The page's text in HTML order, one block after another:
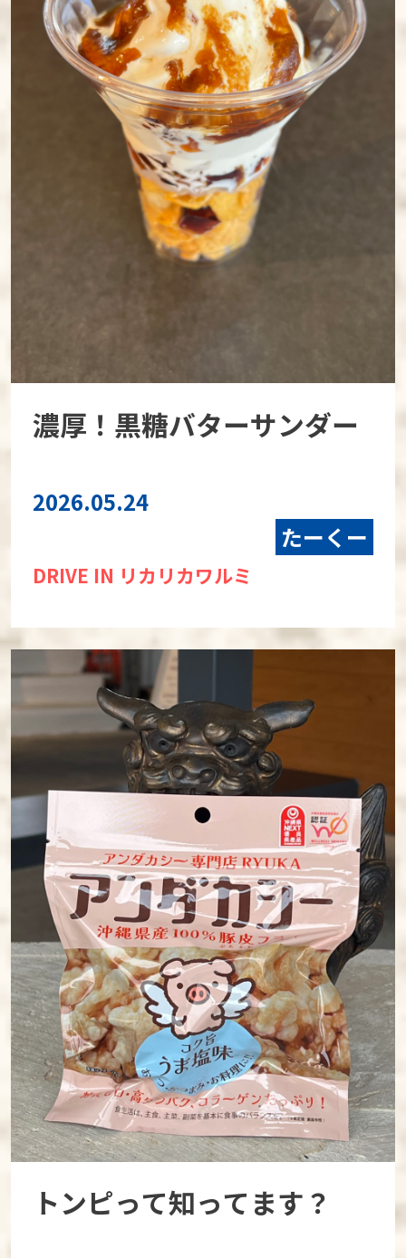
濃厚！黒糖バターサンダー
2026.05.24
たーくー
DRIVE IN リカリカワルミ
トンピって知ってます？